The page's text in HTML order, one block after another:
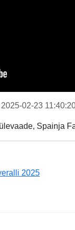
02-23
Spainja
2025